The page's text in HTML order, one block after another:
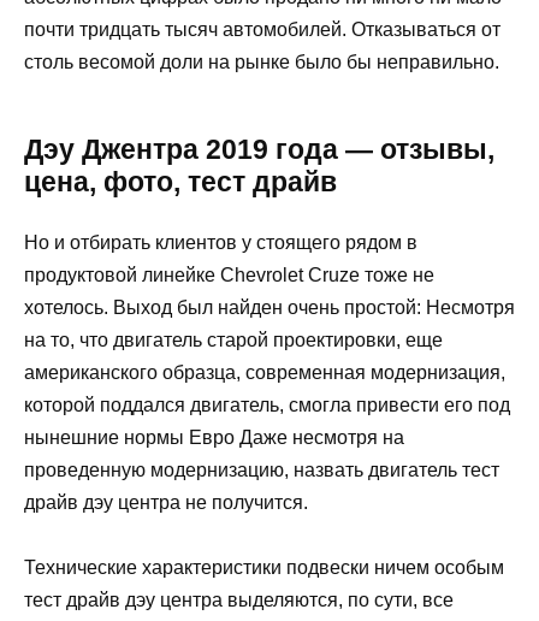
почти тридцать тысяч автомобилей. Отказываться от
столь весомой доли на рынке было бы неправильно.
Дэу Джентра 2019 года — отзывы,
цена, фото, тест драйв
Но и отбирать клиентов у стоящего рядом в
продуктовой линейке Chevrolet Cruze тоже не
хотелось. Выход был найден очень простой: Несмотря
на то, что двигатель старой проектировки, еще
американского образца, современная модернизация,
которой поддался двигатель, смогла привести его под
нынешние нормы Евро Даже несмотря на
проведенную модернизацию, назвать двигатель тест
драйв дэу центра не получится.
Технические характеристики подвески ничем особым
тест драйв дэу центра выделяются, по сути, все